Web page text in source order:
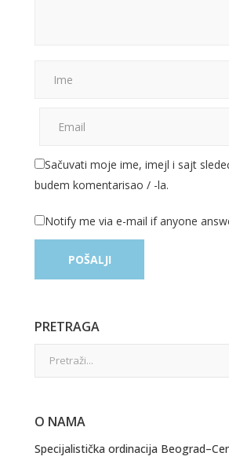
Sačuvati moje ime, imejl i sajt
budem komentarisao / -la.
Notify me via e-mail if anyone
PRETRAGA
O NAMA
Specijalistička ordinacija